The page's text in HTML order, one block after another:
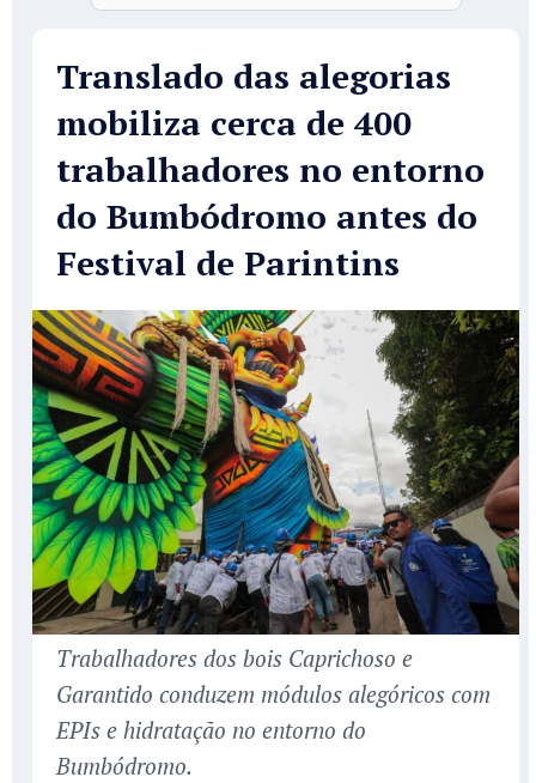
Translado das alegorias
mobiliza cerca de 400
trabalhadores no entorno
do Bumbódromo antes do
Festival de Parintins
Trabalhadores dos bois Caprichoso e
Garantido conduzem módulos alegóricos com
EPIs e hidratação no entorno do
Bumbódromo.